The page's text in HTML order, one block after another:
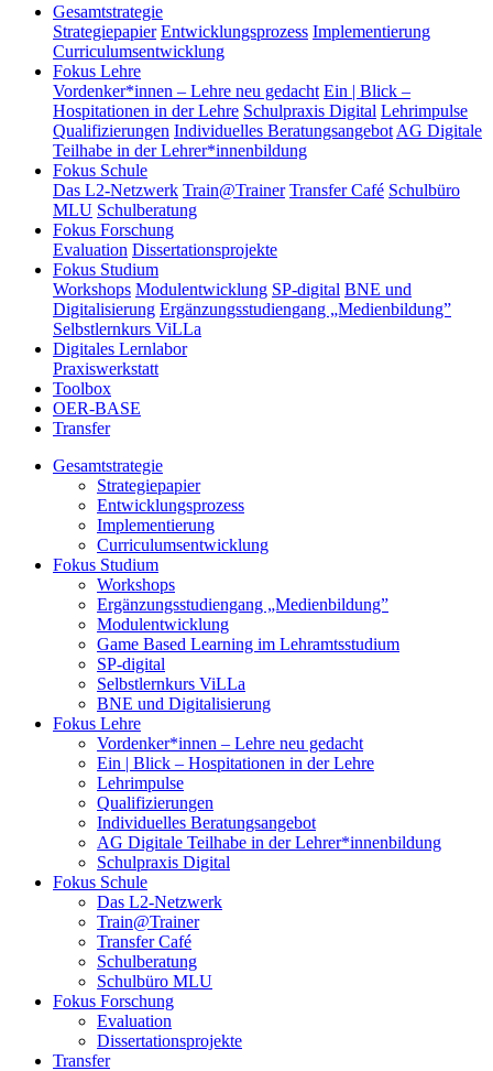
Gesamtstrategie
Strategiepapier Entwicklungsprozess Implementierung
Curriculumsentwicklung
Fokus Lehre
Vordenker*innen – Lehre neu gedacht Ein | Blick –
Hospitationen in der Lehre Schulpraxis Digital Lehrimpulse
Qualifizierungen Individuelles Beratungsangebot AG Digitale
Teilhabe in der Lehrer*innenbildung
Fokus Schule
Das L2-Netzwerk Train@Trainer Transfer Café Schulbüro
MLU Schulberatung
Fokus Forschung
Evaluation Dissertationsprojekte
Fokus Studium
Workshops Modulentwicklung SP-digital BNE und
Digitalisierung Ergänzungsstudiengang „Medienbildung”
Selbstlernkurs ViLLa
Digitales Lernlabor
Praxiswerkstatt
Toolbox
OER-BASE
Transfer
Gesamtstrategie
Strategiepapier
Entwicklungsprozess
Implementierung
Curriculumsentwicklung
Fokus Studium
Workshops
Ergänzungsstudiengang „Medienbildung”
Modulentwicklung
Game Based Learning im Lehramtsstudium
SP-digital
Selbstlernkurs ViLLa
BNE und Digitalisierung
Fokus Lehre
Vordenker*innen – Lehre neu gedacht
Ein | Blick – Hospitationen in der Lehre
Lehrimpulse
Qualifizierungen
Individuelles Beratungsangebot
AG Digitale Teilhabe in der Lehrer*innenbildung
Schulpraxis Digital
Fokus Schule
Das L2-Netzwerk
Train@Trainer
Transfer Café
Schulberatung
Schulbüro MLU
Fokus Forschung
Evaluation
Dissertationsprojekte
Transfer